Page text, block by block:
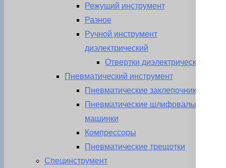
Режущий инструмент
Разное
Ручной инструмент
диэлектрический
Отвертки диэлектрические
Пневматический инструмент
Пневматические заклепочники
Пневматические шлифовальные
машинки
Компрессоры
Пневматические трещотки
Специнструмент